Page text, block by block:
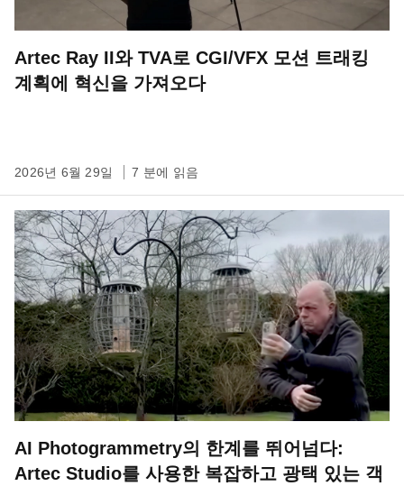
Artec Ray II와 TVA로 CGI/VFX 모션 트래킹
계획에 혁신을 가져오다
2026년 6월 29일 7 분에 읽음
AI Photogrammetry의 한계를 뛰어넘다:
Artec Studio를 사용한 복잡하고 광택 있는 객